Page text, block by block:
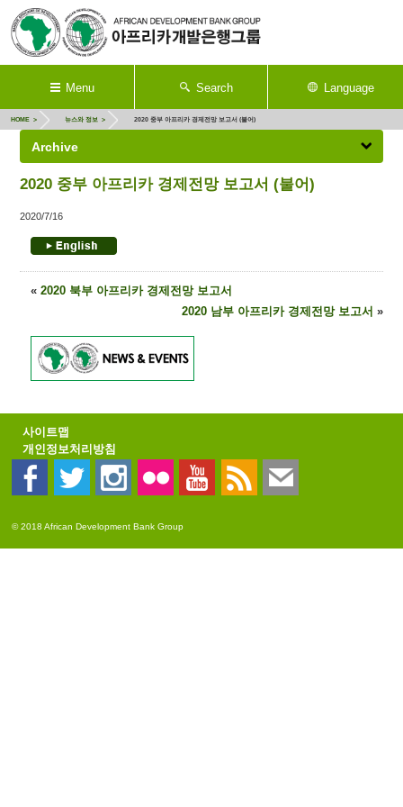
Menu Search Language
HOME 뉴스와 정보 2020 중부 아프리카 경제전망 보고서 (불어)
Archive
2020 중부 아프리카 경제전망 보고서 (불어)
2020/7/16
«2020 북부 아프리카 경제전망 보고서
2020 남부 아프리카 경제전망 보고서 »
사이트맵
개인정보처리방침
© 2018 African Development Bank Group